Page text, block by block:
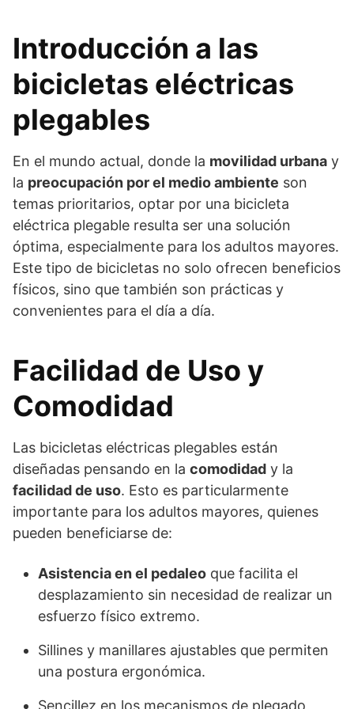
Introducción a las
bicicletas eléctricas
plegables
En el mundo actual, donde la movilidad urbana y
la preocupación por el medio ambiente son
temas prioritarios, optar por una bicicleta
eléctrica plegable resulta ser una solución
óptima, especialmente para los adultos mayores.
Este tipo de bicicletas no solo ofrecen beneficios
físicos, sino que también son prácticas y
convenientes para el día a día.
Facilidad de Uso y
Comodidad
Las bicicletas eléctricas plegables están
diseñadas pensando en la comodidad y la
facilidad de uso. Esto es particularmente
importante para los adultos mayores, quienes
pueden beneficiarse de:
Asistencia en el pedaleo que facilita el
desplazamiento sin necesidad de realizar un
esfuerzo físico extremo.
Sillines y manillares ajustables que permiten
una postura ergonómica.
Sencillez en los mecanismos de plegado,